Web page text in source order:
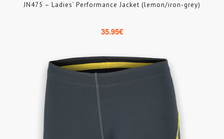
JN475 – Ladies’ Performance Jacket (lemon/iron-grey)
35.95€